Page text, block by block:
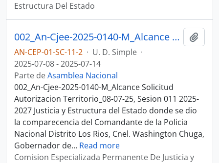
Estructura Del Estado
002_An-Cjee-2025-0140-M_Alcance Solicitud Autorizacion Territorio_08-07-25, Sesion 011 Justicia y Estructura del Estado
AN-CEP-01-SC-11-2 · U. D. Simple ·
2025-07-08 - 2025-07-14
Parte deAsamblea Nacional
002_An-Cjee-2025-0140-M_Alcance Solicitud
Autorizacion Territorio_08-07-25, Sesion 011 2025-
2027 Justicia y Estructura del Estado donde se dio
la comparecencia del Comandante de la Policia
Nacional Distrito Los Rios, Cnel. Washington Chuga,
Gobernador de… Read more
Comision Especializada Permanente De Justicia y